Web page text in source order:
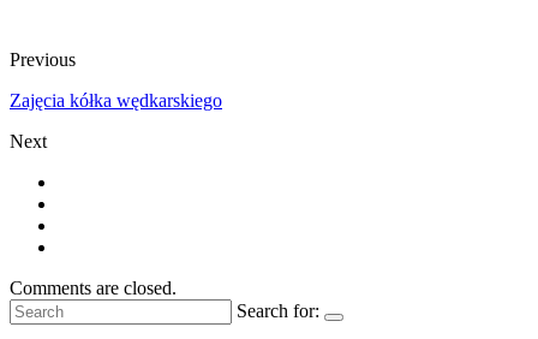
Previous
Zajęcia kółka wędkarskiego
Next
Comments are closed.
Search for: